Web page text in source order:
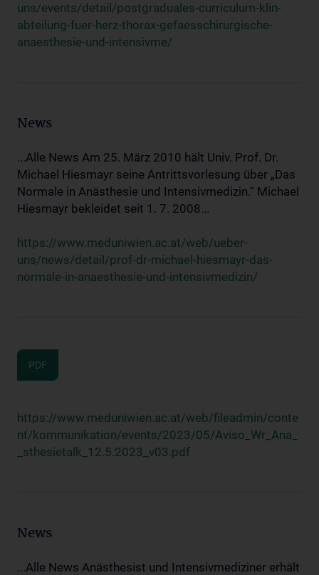
uns/events/detail/postgraduales-curriculum-klin-
abteilung-fuer-herz-thorax-gefaesschirurgische-
anaesthesie-und-intensivme/
News
...Alle News Am 25. März 2010 hält Univ. Prof. Dr.
Michael Hiesmayr seine Antrittsvorlesung über „Das
Normale in Anästhesie und Intensivmedizin.“ Michael
Hiesmayr bekleidet seit 1. 7. 2008...
https://www.meduniwien.ac.at/web/ueber-
uns/news/detail/prof-dr-michael-hiesmayr-das-
normale-in-anaesthesie-und-intensivmedizin/
PDF
https://www.meduniwien.ac.at/web/fileadmin/conte
nt/kommunikation/events/2023/05/Aviso_Wr_Ana_
_sthesietalk_12.5.2023_v03.pdf
News
...Alle News Anästhesist und Intensivmediziner erhält